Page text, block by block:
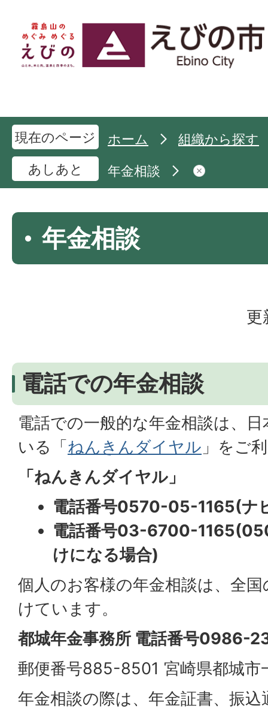
現在のページ ホーム
組織から探す
あしあと
年金相談
年金相談
更
電話での年金相談
電話での一般的な年金相談は、
いる「ねんきんダイヤル 」をご
「ねんきんダイヤル」
電話番号0570-05-1165(ナ
電話番号03-6700-
けになる場合)
個人のお客様の年金相談は、全
けています。
都城年金事務所 電話番号0986-
郵便番号885-8501 宮崎県都城市
年金相談の際は、年金証書、振